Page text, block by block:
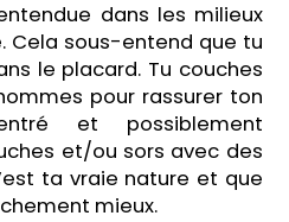
dans les milieux
Cela sous-entend que tu
le placard. Tu couches
pour rassurer ton
et possiblement
et/ou sors avec des
ta vraie nature et que
mieux.